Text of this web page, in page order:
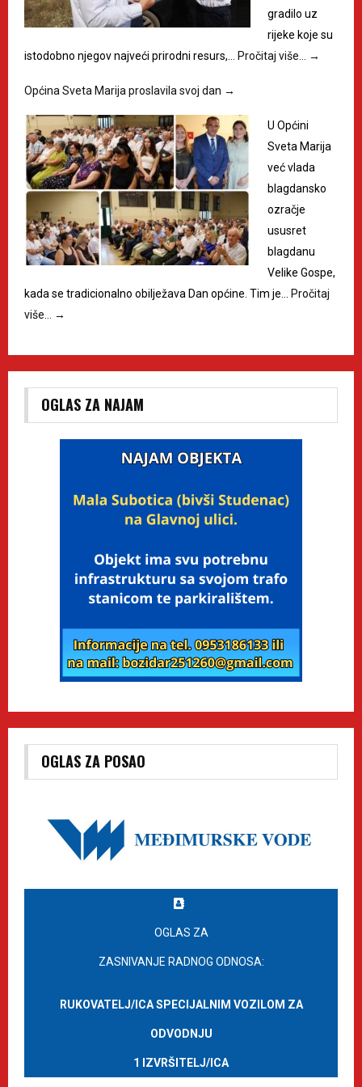
gradilo uz
rijeke koje su
istodobno njegov najveći prirodni resurs,…
Pročitaj više… →
Općina Sveta Marija proslavila svoj dan →
U Općini
Sveta Marija
već vlada
blagdansko
ozračje
ususret
blagdanu
Velike Gospe,
kada se tradicionalno obilježava Dan općine. Tim je…
Pročitaj
više…
→
OGLAS ZA NAJAM
OGLAS ZA POSAO
OGLAS ZA
ZASNIVANJE RADNOG ODNOSA:
RUKOVATELJ/ICA SPECIJALNIM VOZILOM ZA
ODVODNJU
1 IZVRŠITELJ/ICA